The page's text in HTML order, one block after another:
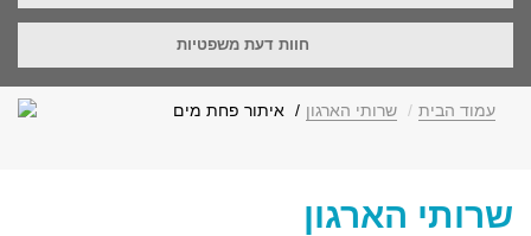
חוות דעת משפטיות
עמוד הבית שרותי הארגון איתור פחת מים
שרותי הארגון